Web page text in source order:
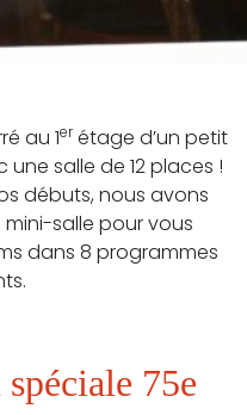
au 1erétage d’un petit
salle de 12 places !
débuts, nous avons
salle pour vous
dans 8 programmes
75e